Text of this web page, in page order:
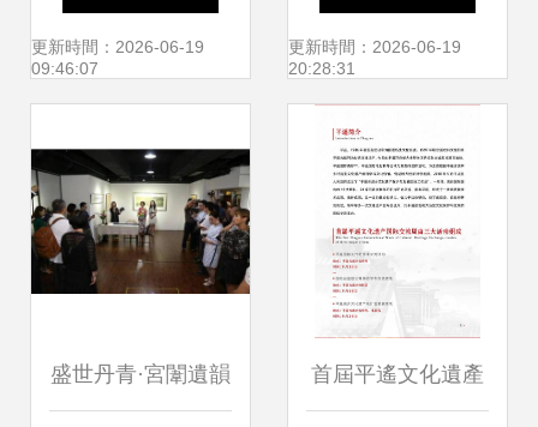
天津美術學院油畫
更新時間：2026-06-19
09:46:07
交流活動圓滿成
量發展
更新時間：2026-06-19
20:28:31
盛世丹青·宮闈遺韻 首屆平遙文化遺產